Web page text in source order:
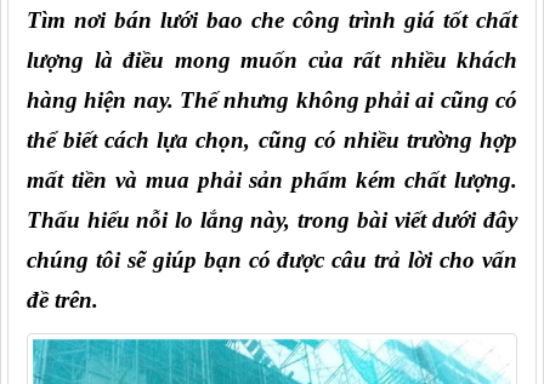
Tìm nơi bán lưới bao che công trình giá tốt chất
lượng là điều mong muốn của rất nhiều khách
hàng hiện nay. Thế nhưng không phải ai cũng có
thể biết cách lựa chọn, cũng có nhiều trường hợp
mất tiền và mua phải sản phẩm kém chất lượng.
Thấu hiểu nỗi lo lắng này, trong bài viết dưới đây
chúng tôi sẽ giúp bạn có được câu trả lời cho vấn
đề trên.